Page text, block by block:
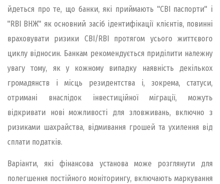
йдеться про те, що банки, які приймають "CBI паспорти" і
"RBI ВНЖ" як основний засіб ідентифікації клієнтів, повинні
враховувати ризики CBI/RBI протягом усього життєвого
циклу відносин. Банкам рекомендується приділити належну
увагу тому, як у кожному випадку наявність декількох
громадянств і місць резидентства і, зокрема, статуси,
отримані внаслідок інвестиційної міграції, можуть
відкривати нові можливості для зловживань, включно з
ризиками шахрайства, відмивання грошей та ухилення від
сплати податків.
Варіанти, які фінансова установа може розглянути для
полегшення постійного моніторингу, включають маркування